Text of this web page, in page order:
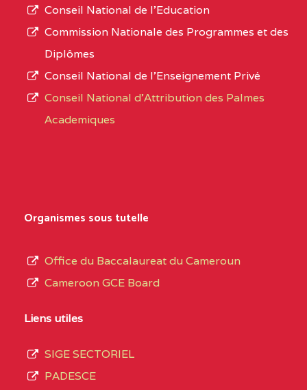
0CN1TEFD101094115
EXTREME-
NORD
0EI1TEFD100495110
NORD
KOUSSERI
NORD
L’offre
d’éducation
de
du
de
septembre
Conseil National de l’Education
Commission Nationale des Programmes et des
Diplômes
Conseil National de l’Enseignement Privé
Conseil National d'Attribution des Palmes
Academiques
Organismes sous tutelle
Office du Baccalaureat du Cameroun
Cameroon GCE Board
Liens utiles
SIGE SECTORIEL
PADESCE